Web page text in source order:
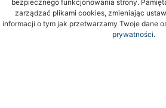
bezpiecznego funkcjonowania strony.
zarządzać plikami cookies, zmieniając
informacji o tym jak przetwarzamy Twoje dane
prywatności.